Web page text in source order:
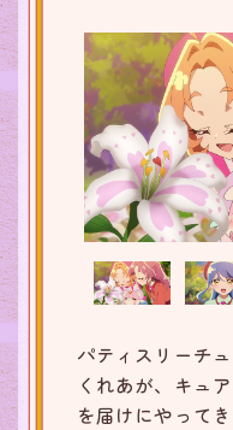
パティスリーチ
くれあが、キュ
を届けにやって